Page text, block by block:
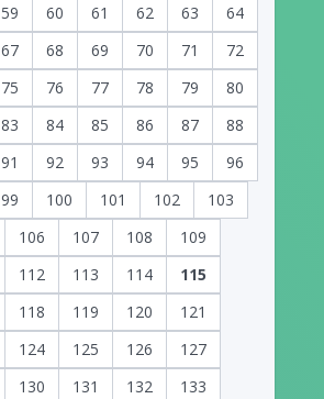
59 60 61 62 63
64
67 68 69 70 71
72
75 76 77 78 79
80
83 84 85 86 87
88
91 92 93 94 95
96
99 100 101 102
103
106 107 108
109
112 113 114
115
118 119 120
121
124 125 126
127
130 131 132
133